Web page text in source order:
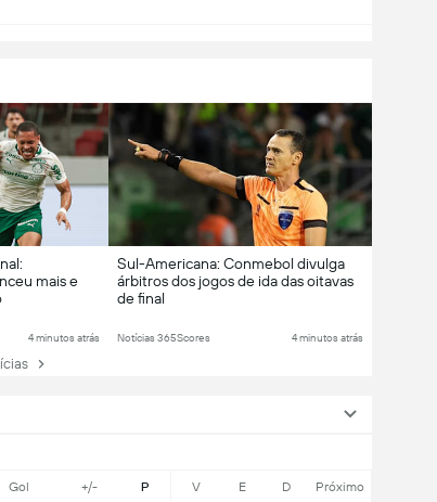
mais e
4 minutos atrás
Sul-Americana: Conmebol divulga
árbitros dos jogos de ida das oitavas
de final
Notícias 365Scores 4 minutos atrás
Gol +/- P V E D Próximo